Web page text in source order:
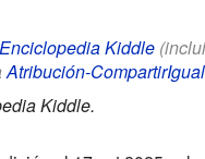
Enciclopedia Kiddle
Atribución-CompartirIgual
Kiddle.